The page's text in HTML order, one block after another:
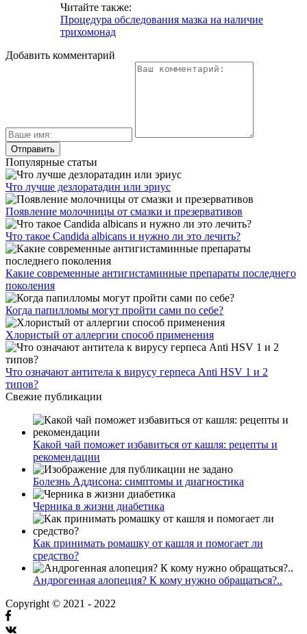
Читайте также:
Процедура обследования мазка на наличие
трихомонад
Добавить комментарий
Популярные статьи
Что лучше дезлоратадин или эриус
Появление молочницы от смазки и презервативов
Что такое Candida albicans и нужно ли это лечить?
Какие современные антигистаминные препараты последнего
поколения
Когда папилломы могут пройти сами по себе?
Хлористый от аллергии способ применения
Что означают антитела к вирусу герпеса Anti HSV 1 и 2
типов?
Свежие публикации
Какой чай поможет избавиться от кашля: рецепты и
рекомендации
Болезнь Аддисона: симптомы и диагностика
Черника в жизни диабетика
Как принимать ромашку от кашля и помогает ли
средство?
Андрогенная алопеция? К кому нужно обращаться?..
Copyright © 2021 - 2022